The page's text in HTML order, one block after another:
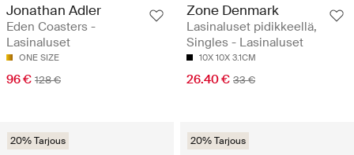
Jonathan Adler
Eden Coasters -
Lasinaluset
ONE SIZE
96 € 128 €
Zone Denmark
Lasinaluset pidikkeellä,
Singles - Lasinaluset
10X 10X 3.1CM
26.40 € 33 €
20% Tarjous 20% Tarjous